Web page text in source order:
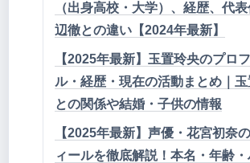
（出身高校・大学）、経歴、代
辺徹との違い【2024年最新】
【2025年最新】玉置玲央のプロ
ル・経歴・現在の活動まとめ｜
との関係や結婚・子供の情報
【2025年最新】声優・花宮初奈
ィールを徹底解説！本名・年齢